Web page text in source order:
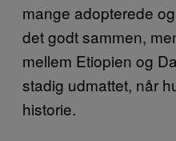
mange adopterede
det godt sammen,
mellem Etiopien og
stadig udmattet, når
historie.